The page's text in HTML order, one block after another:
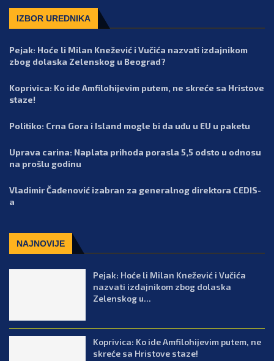
IZBOR UREDNIKA
Pejak: Hoće li Milan Knežević i Vučića nazvati izdajnikom
zbog dolaska Zelenskog u Beograd?
Koprivica: Ko ide Amfilohijevim putem, ne skreće sa Hristove
staze!
Politiko: Crna Gora i Island mogle bi da uđu u EU u paketu
Uprava carina: Naplata prihoda porasla 5,5 odsto u odnosu
na prošlu godinu
Vladimir Čađenović izabran za generalnog direktora CEDIS-
a
NAJNOVIJE
Pejak: Hoće li Milan Knežević i Vučića
nazvati izdajnikom zbog dolaska
Zelenskog u...
Koprivica: Ko ide Amfilohijevim putem, ne
skreće sa Hristove staze!